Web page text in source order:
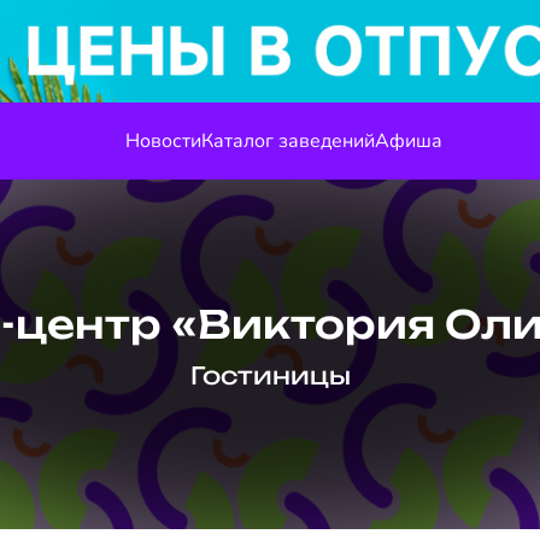
НовостиКаталог заведенийАфиша
центр «Виктория
Гостиницы